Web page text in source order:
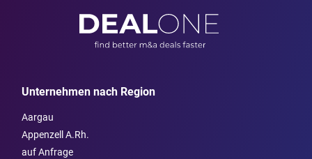
Unternehmen nach Region
Aargau
Appenzell A.Rh.
auf Anfrage